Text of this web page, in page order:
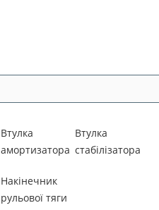
Втулка
амортизатора
Втулка
стабілізатора
Накінечник
рульової тяги